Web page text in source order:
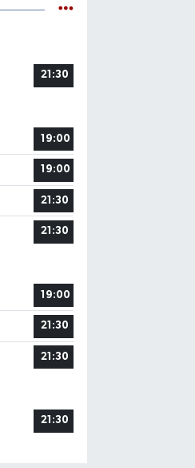
21:30
19:00
19:00
21:30
21:30
19:00
21:30
21:30
21:30